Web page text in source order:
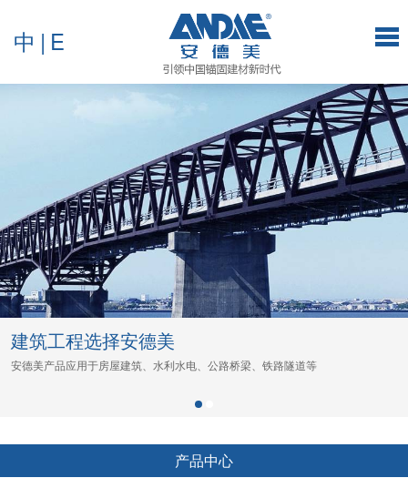
中 | E
建筑工程选择安德美
安德美产品应用于房屋建筑、水利水电、公路桥梁、铁路隧道等
产品中心